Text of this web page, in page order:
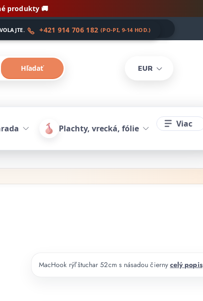
produkty 🚚
EUR
Hľadať
+421 914 706 182 (PO-PI, 9-14 HOD.)
Plachty, vrecká, fólie Viac
MacHook rýľ štuchar 52cm s násadou čierny celý popis